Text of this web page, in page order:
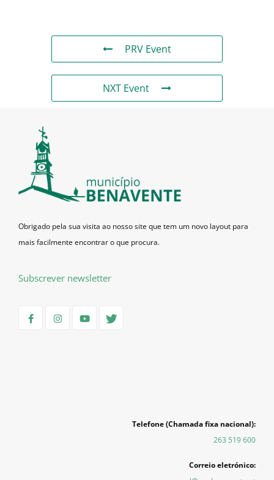
PRV Event
NXT Event
Obrigado pela sua visita ao nosso site que tem um novo layout para
mais facilmente encontrar o que procura.
Subscrever newsletter
Telefone (Chamada fixa nacional):
263 519 600
Correio eletrónico: